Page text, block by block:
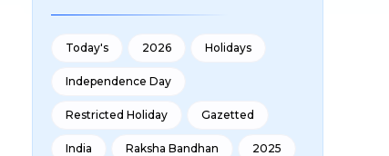
Today's 2026 Holidays
Independence Day
Restricted Holiday Gazetted
India Raksha Bandhan 2025